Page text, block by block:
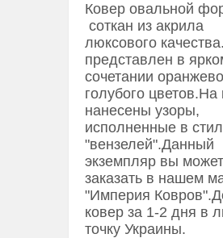
Ковер овальной
соткан из акрила
люксового
представлен в
сочетании
голубого цветов.На
нанесены узоры,
исполненные в
"вензелей".Данный
экземпляр вы
заказать в нашем
"Империя
ковер за 1-2 дня в
точку Украины.